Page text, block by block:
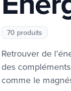
70 produits
Retrouver de
des
comme le